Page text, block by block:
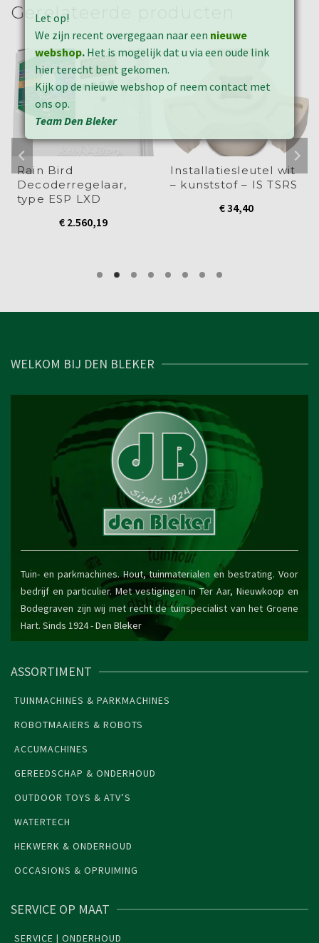
Gerelateerde producten
Rain Bird
Decoderregelaar,
type ESP LXD
€2.560,19
Installatiesleutel wit
– kunststof – IS TSRS
€34,40
WELKOM BIJ DEN BLEKER
Tuin- en parkmachines. Hout, tuinmaterialen en bestrating. Voor
bedrijf en particulier. Met vestigingen in Ter Aar, Nieuwkoop en
Bodegraven zijn wij met recht de tuinspecialist van het Groene
Hart. Sinds 1924 -Den Bleker
ASSORTIMENT
TUINMACHINES & PARKMACHINES
ROBOTMAAIERS & ROBOTS
ACCUMACHINES
GEREEDSCHAP & ONDERHOUD
OUTDOOR TOYS & ATV’S
WATERTECH
HEKWERK & ONDERHOUD
OCCASIONS & OPRUIMING
SERVICE OP MAAT
SERVICE | ONDERHOUD
Let op!
We zijn recent overgegaan naar een nieuwe
webshop. Het is mogelijk dat u via een oude link
hier terecht bent gekomen.
Kijk op de nieuwe webshop of neem contact met
ons op.
Team Den Bleker